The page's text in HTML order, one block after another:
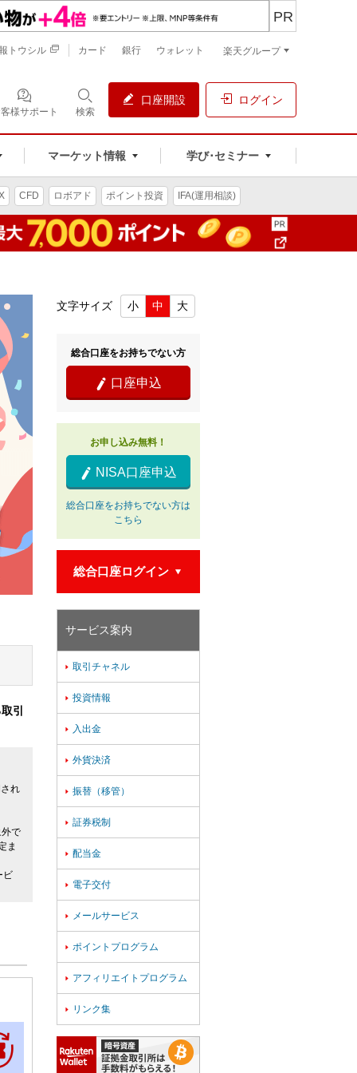
様サポート 検索
口座開設 ログイン
マーケット情報 学び･セミナー
PR
トウシル カード 銀行 ウォレット 楽天グループ
CFD ロボアド ポイント投資 IFA(運用相談)
引
れ
で
ま
ビ
文字サイズ 小 中 大
総合口座をお持ちでない方
 口座申込
お申し込み無料！
 NISA口座申込
総合口座をお持ちでない方は
こちら
総合口座ログイン
サービス案内
 取引チャネル
 投資情報
 入出金
 外貨決済
 振替（移管）
 証券税制
 配当金
 電子交付
 メールサービス
 ポイントプログラム
 アフィリエイトプログラム
 リンク集